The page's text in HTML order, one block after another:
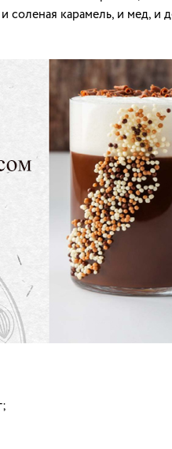
соленая карамель, и мед, и